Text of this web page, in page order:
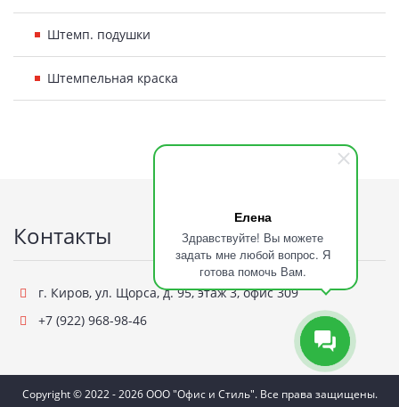
Елена
Здравствуйте! Вы можете
задать мне любой вопрос. Я
готова помочь Вам.
Штемп. подушки
Штемпельная краска
Контакты
г. Киров, ул. Щорса, д. 95, этаж 3, офис 309
+7 (922) 968-98-46
Copyright ©2022 - 2026 ООО "Офис и Стиль". Все права защищены.